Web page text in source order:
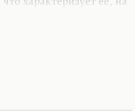
бы стоило
очень далёкий от
от новейших
Я не понимаю, почему